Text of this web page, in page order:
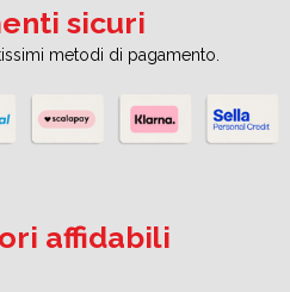
sicuri
metodi di pagamento.
affidabili